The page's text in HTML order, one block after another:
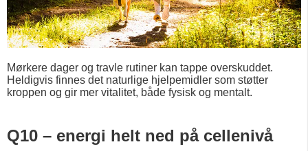
Mørkere dager og travle rutiner kan tappe overskuddet.
Heldigvis finnes det naturlige hjelpemidler som støtter
kroppen og gir mer vitalitet, både fysisk og mentalt.
Q10 – energi helt ned på cellenivå